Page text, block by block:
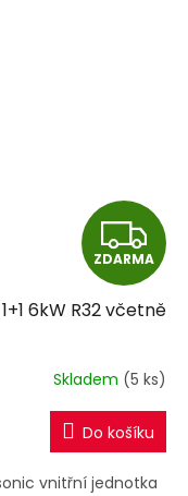
Z
D
A
R
M
A
ZDARMA
6kW R32 včetně
Skladem (5 ks)
Do košíku
vnitřní jednotka